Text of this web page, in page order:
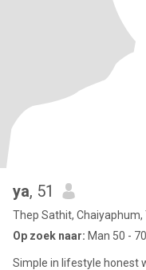
ya, 51
Thep Sathit, Chaiyaphum,
Op zoek naar: Man 50 - 70
Simple in lifestyle honest